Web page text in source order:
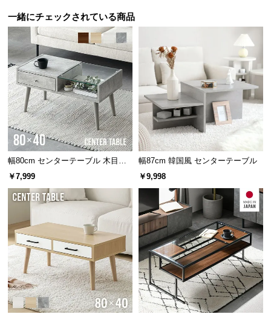
o.,
ちょうど良い高さ
高さは大テーブル約40cm、小テーブル約35cmと一般
的なソファのサイズに合うちょうど良い高さ設計。
大 小
高さ 約40㎝ 約35㎝
一緒にチェックされている商品
幅80cm センターテーブル 木目調/
モルタル調
￥7,999
幅87cm 韓国風 センターテーブル
￥9,998